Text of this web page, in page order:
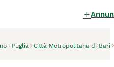
Puglia Città Metropolitana di Bari